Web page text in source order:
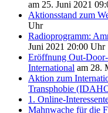
am 25. Juni 2021
Aktionsstand zum
Uhr
Radioprogramm:
Juni 2021 20:00 Uhr
Eröffnung Out-
International am 28.
Aktion zum
Transphobie
1. Online-
Mahnwache für die